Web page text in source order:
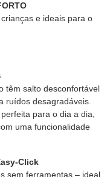
e ideais para o
têm salto desconfortável
ruídos desagradáveis.
para o dia a dia,
uma funcionalidade
Click
sem ferramentas – ideal